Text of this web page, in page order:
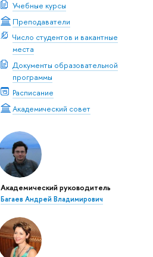
Учебные курсы
Преподаватели
Число студентов и вакантные
места
Документы образовательной
программы
Расписание
Академический совет
Академический руководитель
Багаев Андрей Владимирович